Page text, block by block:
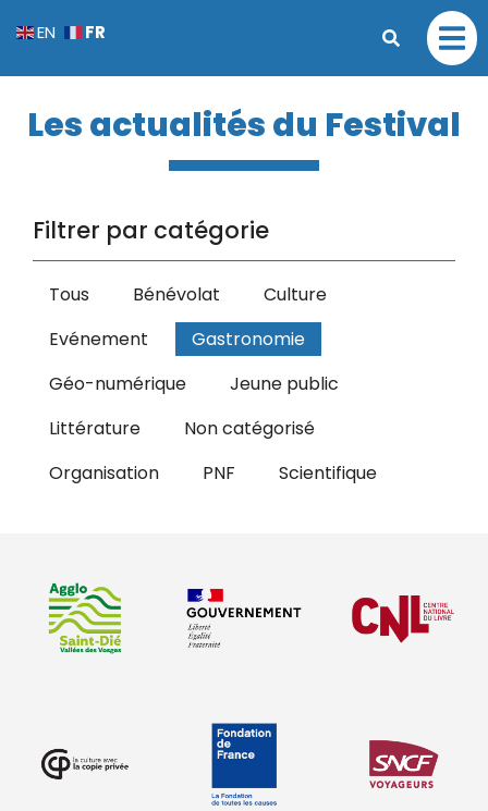
Les actualités du Festival
Filtrer par catégorie
Tous Bénévolat
Culture
Evénement
Gastronomie
Géo-numérique
Jeune public
Littérature
Non catégorisé
Organisation
PNF Scientifique
EN FR